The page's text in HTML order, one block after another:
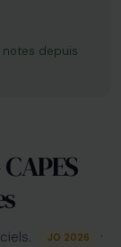
notes depuis
JO 2026
·